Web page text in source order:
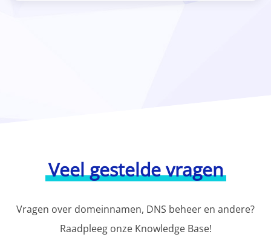
Veel gestelde vragen
Vragen over domeinnamen, DNS beheer en andere?
Raadpleeg onze Knowledge Base!